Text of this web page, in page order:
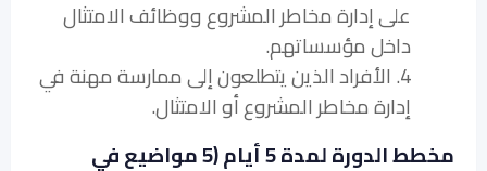
على إدارة مخاطر المشروع ووظائف الامتثال
داخل مؤسساتهم.
4. الأفراد الذين يتطلعون إلى ممارسة مهنة في
إدارة مخاطر المشروع أو الامتثال.
مخطط الدورة لمدة 5 أيام (5 مواضيع في